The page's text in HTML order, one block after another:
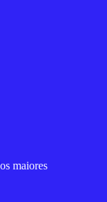
maiores